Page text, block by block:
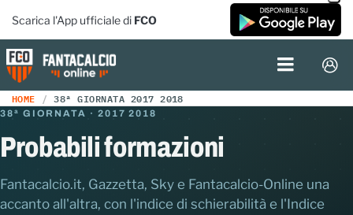
Scarica l'App ufficiale di FCO
HOME 38ª GIORNATA 2017 2018
38ª GIORNATA · 2017 2018
Probabili formazioni
Fantacalcio.it, Gazzetta, Sky e Fantacalcio-Online una
accanto all'altra, con l'indice di schierabilità e l'Indice